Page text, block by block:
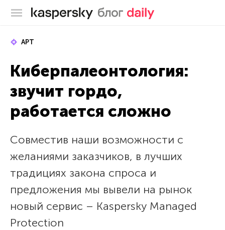
Блог Касперского
APT
Киберпалеонтология:
звучит гордо,
работается сложно
Совместив наши возможности с
желаниями заказчиков, в лучших
традициях закона спроса и
предложения мы вывели на рынок
новый сервис – Kaspersky Managed
Protection